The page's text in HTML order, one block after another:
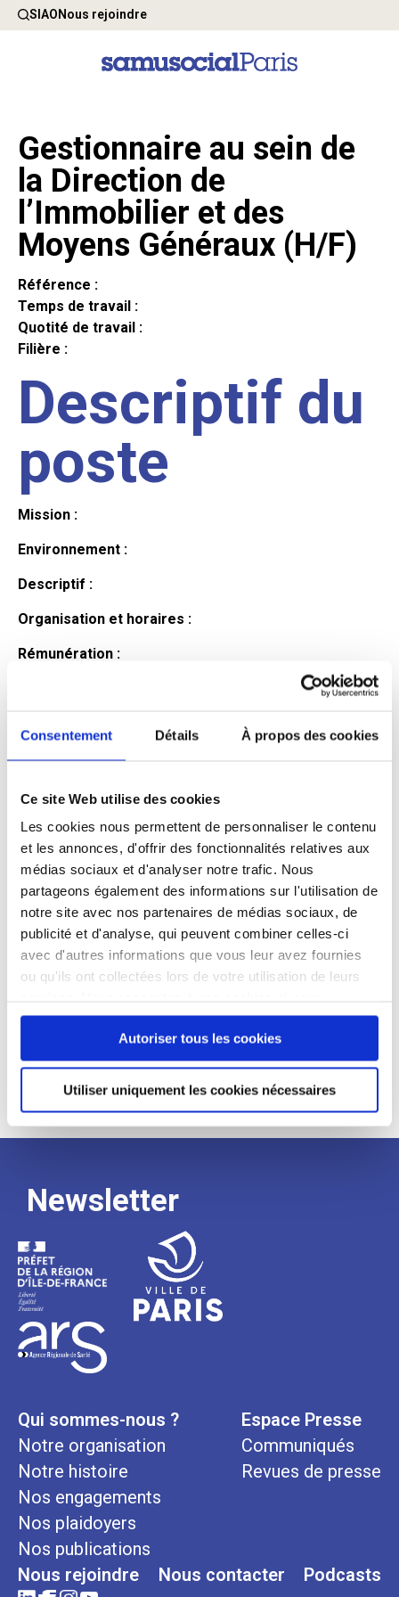
Consentement Détails À propos des cookies
Ce site Web utilise des cookies
Les cookies nous permettent de personnaliser le contenu
et les annonces, d'offrir des fonctionnalités relatives aux
médias sociaux et d'analyser notre trafic. Nous
partageons également des informations sur l'utilisation de
notre site avec nos partenaires de médias sociaux, de
publicité et d'analyse, qui peuvent combiner celles-ci
avec d'autres informations que vous leur avez fournies
ou qu'ils ont collectées lors de votre utilisation de leurs
continuez à utiliser notre site Web.
Autoriser tous les cookies
Utiliser uniquement les cookies nécessaires
SIAONous rejoindre
Gestionnaire au sein de
la Direction de
l’Immobilier et des
Moyens Généraux (H/F)
Référence :
Temps de travail :
Quotité de travail :
Filière :
Descriptif du
poste
Mission :
Environnement :
Descriptif :
Organisation et horaires :
Rémunération :
Profil du
candidat
Qualifications et diplômes :
Profil recherché :
Processus
de
recrutement
Newsletter
Qui sommes-nous ?
Notre organisation
Notre histoire
Nos engagements
Nos plaidoyers
Nos publications
Espace Presse
Communiqués
Revues de presse
Nous rejoindre Nous contacter Podcasts